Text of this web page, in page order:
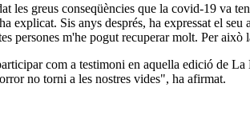
les greus conseqüències que la covid-19 va
explicat. Sis anys després, ha expressat el
persones m'he pogut recuperar molt. Per
com a testimoni en aquella edició de
no torni a les nostres vides", ha afirmat.